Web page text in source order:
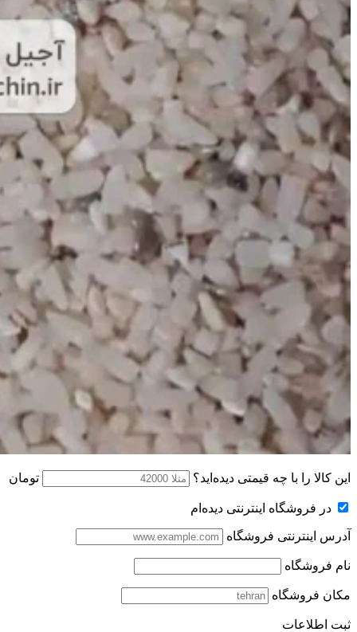
این کالا را با چه قیمتی دیده‌اید؟ تومان
در فروشگاه اینترنتی دیده‌ام
آدرس اینترنتی فروشگاه
نام فروشگاه
مکان فروشگاه
ثبت اطلاعات